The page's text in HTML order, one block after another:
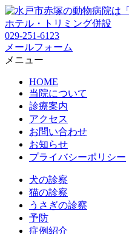
029-251-6123
メールフォーム
メニュー
HOME
当院について
診療案内
アクセス
お問い合わせ
お知らせ
プライバシーポリシー
犬の診察
猫の診察
うさぎの診察
予防
症例紹介